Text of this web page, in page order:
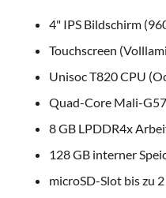
4" IPS Bildschirm
Touchscreen
Unisoc T820 CPU
Quad-Core Mali-
8 GB LPDDR4x
128 GB interner
microSD-Slot bis zu